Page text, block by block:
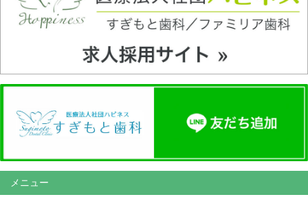
メニュー